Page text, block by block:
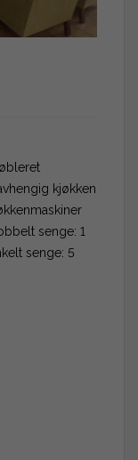
kjøkken
senge: 1
senge: 5